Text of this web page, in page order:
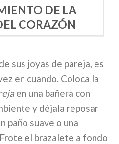
DE LA
CORAZÓN
sus joyas de pareja, es
en cuando. Coloca la
en una bañera con
y déjala reposar
paño suave o una
el brazalete a fondo